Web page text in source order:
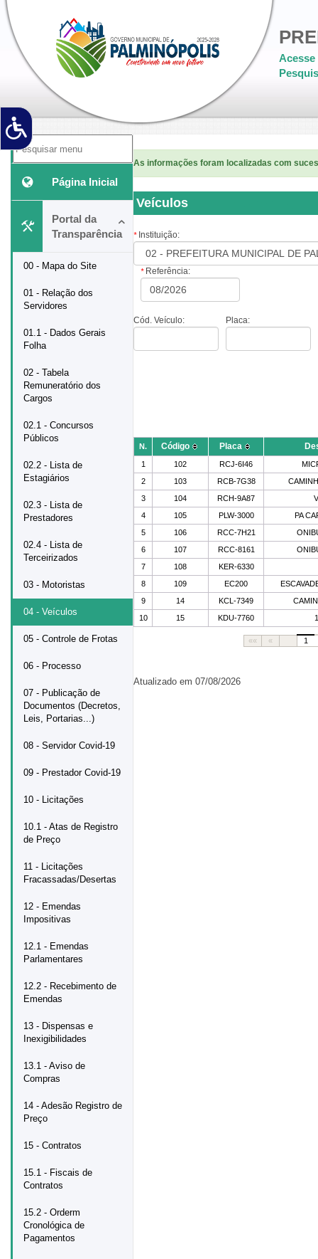
Acesse
Página Inicial
Portal da
Transparência
00 - Mapa do Site
01 - Relação dos
Servidores
01.1 - Dados Gerais
Folha
02 - Tabela
Remuneratório dos
Cargos
02.1 - Concursos
Públicos
02.2 - Lista de
Estagiários
02.3 - Lista de
Prestadores
02.4 - Lista de
Terceirizados
03 - Motoristas
04 - Veículos
05 - Controle de Frotas
06 - Processo
07 - Publicação de
Documentos (Decretos,
Leis, Portarias...)
08 - Servidor Covid-19
09 - Prestador Covid-19
10 - Licitações
10.1 - Atas de Registro
de Preço
11 - Licitações
Fracassadas/Desertas
12 - Emendas
Impositivas
12.1 - Emendas
Parlamentares
12.2 - Recebimento de
Emendas
13 - Dispensas e
Inexigibilidades
13.1 - Aviso de
Compras
14 - Adesão Registro de
Preço
15 - Contratos
15.1 - Fiscais de
Contratos
15.2 - Orderm
Cronológica de
Pagamentos
As informações foram localizadas com
Veículos
* Instituição:
* Referência:
Cód. Veículo: Placa:
N. Código Placa
1 102 RCJ-6I46
2
103 RCB-7G38
3
104 RCH-9A87
4
105 PLW-3000
PA
5
106 RCC-7H21
6
107 RCC-8161
7
108
KER-6330
8
109 EC200
9
14 KCL-7349
10
15 KDU-7760
«« « 1
Atualizado em 07/08/2026